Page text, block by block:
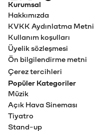
Kurumsal
Hakkımızda
KVKK Aydınlatma Metni
Kullanım koşulları
Üyelik sözleşmesi
Ön bilgilendirme metni
Çerez tercihleri
Popüler Kategoriler
Müzik
Açık Hava Sineması
Tiyatro
Stand-up